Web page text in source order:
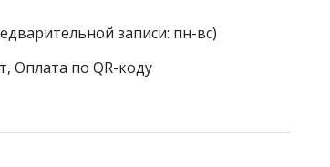
записи: пн-вс)
Оплата по QR-коду